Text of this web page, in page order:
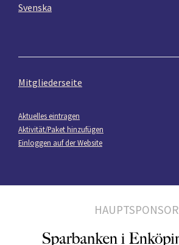
Svenska
Mitgliederseite
Aktuelles eintragen
Aktivität/Paket hinzufügen
Einloggen auf der Website
HAUPTSPONSOR